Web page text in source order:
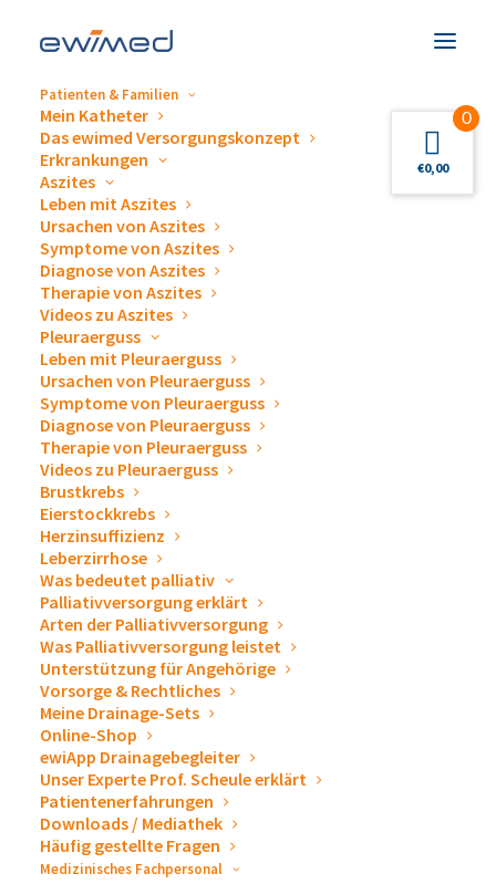
Patienten & Familien
Mein Katheter
Das ewimed Versorgungskonzept
Erkrankungen
Aszites
Leben mit Aszites
Ursachen von Aszites
Symptome von Aszites
Diagnose von Aszites
Therapie von Aszites
Videos zu Aszites
Pleuraerguss
Leben mit Pleuraerguss
Ursachen von Pleuraerguss
Symptome von Pleuraerguss
Diagnose von Pleuraerguss
Therapie von Pleuraerguss
Videos zu Pleuraerguss
Brustkrebs
Eierstockkrebs
Herzinsuffizienz
Leberzirrhose
Was bedeutet palliativ
Palliativversorgung erklärt
Arten der Palliativversorgung
Was Palliativversorgung leistet
Unterstützung für Angehörige
Vorsorge & Rechtliches
Meine Drainage-Sets
Online-Shop
ewiApp Drainagebegleiter
Unser Experte Prof. Scheule erklärt
Patientenerfahrungen
Downloads / Mediathek
Häufig gestellte Fragen
Medizinisches Fachpersonal
Veranstaltungen &
Termine
Gerne beantworten wir Ihre Fragen zum Thema
Drainage von Pleuraergüssen und Aszites,
unseren Drainagesystemen sowie ewimed als
Medizintechnikunternehmen auch an unseren
Ausstellungsständen. Lernen Sie uns auf Messen
& Kongressen persönlich kennen. Wir freuen uns
auf Sie!
« Alle Veranstaltungen
Diese Veranstaltung hat bereits stattgefunden.
III. Demminer
0
€0,00